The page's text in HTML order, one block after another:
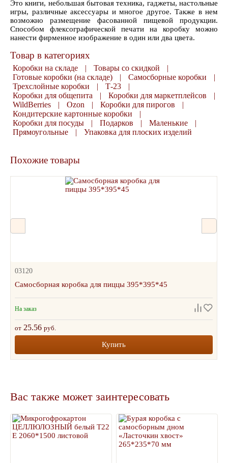
Это книги, небольшая бытовая техника, гаджеты, настольные
игры, различные аксессуары и многое другое. Также в нем
возможно размещение фасованной пищевой продукции.
Способом флексографической печати на коробку можно
нанести фирменное изображение в один или два цвета.
Товар в категориях
Коробки на складе | Товары со скидкой
|
Готовые коробки (на складе)
| Самосборные коробки
|
Трехслойные коробки
| Т-23
|
Коробки для общепита
| Коробки для маркетплейсов
|
WildBerries
| Ozon | Коробки для пирогов
|
Кондитерские картонные коробки
|
Коробки для посуды
| Подарков | Маленькие
|
Прямоугольные
| Упаковка для плоских изделий
Похожие товары
03120
Самосборная коробка для пиццы 395*395*45
На заказ
от 25.56 руб.
Купить
Вас также может заинтересовать